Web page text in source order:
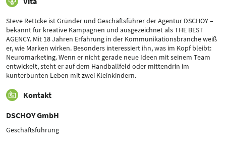
Steve Rettcke ist Gründer und Geschäftsführer der Agentur DSCHOY –
bekannt für kreative Kampagnen und ausgezeichnet als THE BEST
AGENCY. Mit 18 Jahren Erfahrung in der Kommunikationsbranche weiß
er, wie Marken wirken. Besonders interessiert ihn, was im Kopf bleibt:
Neuromarketing. Wenn er nicht gerade neue Ideen mit seinem Team
entwickelt, steht er auf dem Handballfeld oder mittendrin im
kunterbunten Leben mit zwei Kleinkindern.
Kontakt
DSCHOY GmbH
Geschäftsführung